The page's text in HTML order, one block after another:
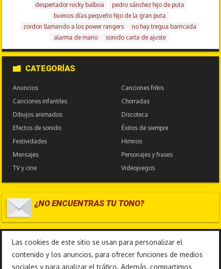
despertador rocky balboa
pedro sánchez hijo de puta
buenos días pequeño hijo de la gran puta
zordon llamando a los power rangers
no hay tregua barricada
alarma de mario
sonido carta de ajuste
CATEGORÍAS
Anuncios
Canciones frikis
Canciones infantiles
Chorradas
Dibujos animados
Discoteca
Efectos de sonido
Éxitos de siempre
Festividades
Himnos
Mensajes
Personajes y frases
TV y cine
Videojuegos
¿NO ENCUENTRAS TU TONO?
Las cookies de este sitio se usan para personalizar el
contenido y los anuncios, para ofrecer funciones de medios
sociales y para analizar el tráfico. Además, compartimos